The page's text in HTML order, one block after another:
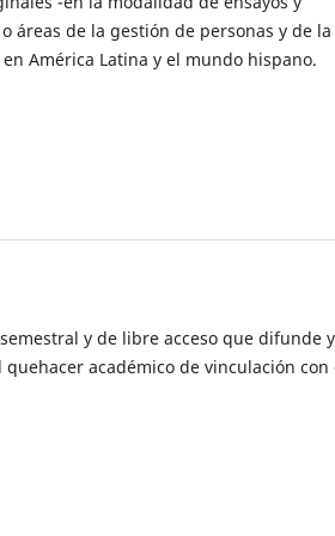
áreas de la gestión de personas y de la
América Latina y el mundo hispano.
y de libre acceso que difunde y
académico de vinculación con